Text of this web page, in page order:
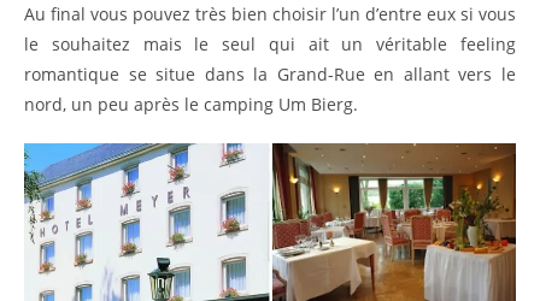
Au final vous pouvez très bien choisir l’un d’entre eux si vous
le souhaitez mais le seul qui ait un véritable feeling
romantique se situe dans la Grand-Rue en allant vers le
nord, un peu après le camping Um Bierg.